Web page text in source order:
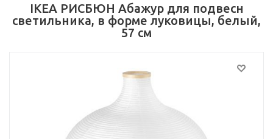
IKEA РИСБЮН Абажур для подвесн
светильника, в форме луковицы, белый,
57 см